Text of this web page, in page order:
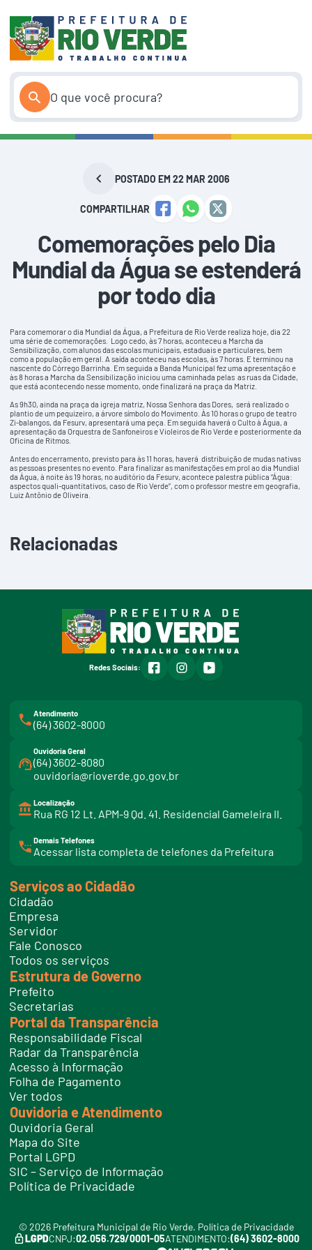
conteúdo
POSTADO EM 22 MAR 2006
COMPARTILHAR
Comemorações pelo Dia
Mundial da Água se estenderá
por todo dia
Para comemorar o dia Mundial da Água, a Prefeitura de Rio Verde realiza hoje, dia 22
uma série de comemorações. Logo cedo, às 7 horas, aconteceu a Marcha da
Sensibilização, com alunos das escolas municipais, estaduais e particulares, bem
como a população em geral. A saída aconteceu nas escolas, às 7 horas. E terminou na
nascente do Córrego Barrinha. Em seguida a Banda Municipal fez uma apresentação e
às 8 horas a Marcha da Sensibilização iniciou uma caminhada pelas as ruas da Cidade,
que está acontecendo nesse momento, onde finalizará na praça da Matriz.
As 9h30, ainda na praça da igreja matriz, Nossa Senhora das Dores, será realizado o
plantio de um pequizeiro, a árvore símbolo do Movimento. Às 10 horas o grupo de teatro
Zi-balangos, da Fesurv, apresentará uma peça. Em seguida haverá o Culto à Água, a
apresentação da Orquestra de Sanfoneiros e Violeiros de Rio Verde e posteriormente da
Oficina de Ritmos.
Antes do encerramento, previsto para às 11 horas, haverá distribuição de mudas nativas
as pessoas presentes no evento. Para finalizar as manifestações em prol ao dia Mundial
da Água, à noite às 19 horas, no auditório da Fesurv, acontece palestra pública “Água:
aspectos quali-quantitativos, caso de Rio Verde”, com o professor mestre em geografia,
Luiz Antônio de Oliveira.
Relacionadas
Redes Sociais: facebookinstagramyoutube
Atendimento
(64) 3602-8000
Ouvidoria Geral
(64) 3602-8080
ouvidoria@rioverde.go.gov.br
Localização
Rua RG 12 Lt. APM-9 Qd. 41. Residencial Gameleira II.
Demais Telefones
Acessar lista completa de telefones da Prefeitura
i
t
e
l
f
o
e
s
Serviços ao Cidadão
Cidadão
Empresa
Servidor
Fale Conosco
Todos os serviços
Estrutura de Governo
Prefeito
Secretarias
Portal da Transparência
Responsabilidade Fiscal
Radar da Transparência
Acesso à Informação
Folha de Pagamento
Ver todos
Ouvidoria e Atendimento
Ouvidoria Geral
Mapa do Site
Portal LGPD
SIC – Serviço de Informação
Política de Privacidade
© 2026 Prefeitura Municipal de Rio Verde. Política de Privacidade
LGPDCNPJ:02.056.729/0001-05ATENDIMENTO:(64) 3602-8000